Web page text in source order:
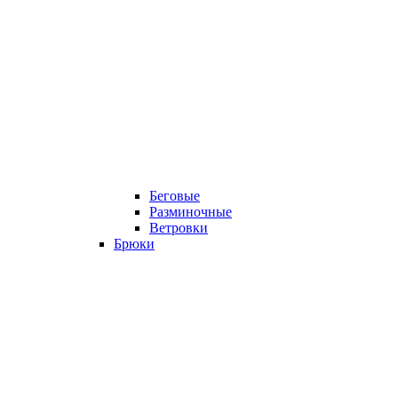
Беговые
Разминочные
Ветровки
Брюки